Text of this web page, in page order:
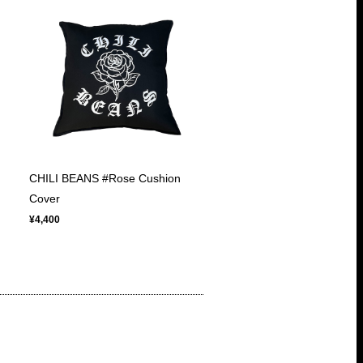
CHILI BEANS #Rose Cushion
Cover
¥4,400